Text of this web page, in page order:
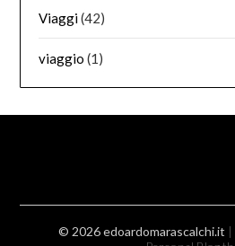
Viaggi(42)
viaggio (1)
© 2026 edoardomarascalchi.it |